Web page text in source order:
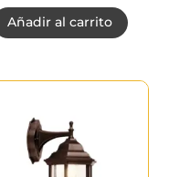
Añadir al carrito